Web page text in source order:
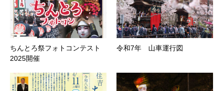
ちんとろ祭フォトコンテスト
2025開催
令和7年 山車運行図